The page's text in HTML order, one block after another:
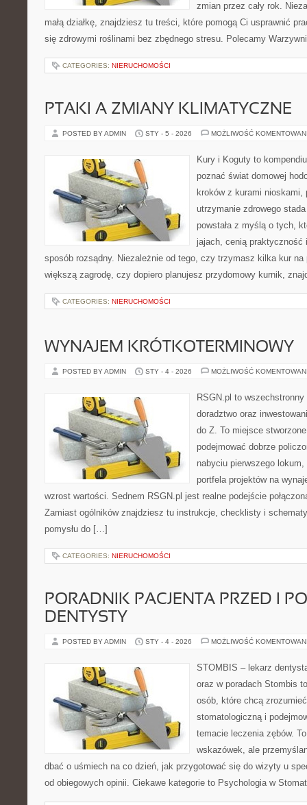
zmian przez cały rok.
małą działkę, znajdziesz tu treści, które pomogą Ci usprawnić
się zdrowymi roślinami bez zbędnego stresu. Polecamy
CATEGORIES: NIERUCHOMOŚCI
PTAKI A ZMIANY KLIMATYCZNE
POSTED BY ADMIN STY - 5 - 2026 MOŻLIWOŚĆ
Kury i Koguty to
poznać świat domowej
kroków z kurami
utrzymanie zdrowego
powstała z myślą o tych,
jajach, cenią praktyczność
sposób rozsądny. Niezależnie od tego, czy trzymasz kilka kur na
większą zagrodę, czy dopiero planujesz przydomowy kurnik,
CATEGORIES: NIERUCHOMOŚCI
WYNAJEM KRÓTKOTERMINOWY
POSTED BY ADMIN STY - 4 - 2026 MOŻLIWOŚĆ
RSGN.pl to
doradztwo oraz
do Z. To miejsce
podejmować dobrze
nabyciu pierwszego
portfela projektów na
wzrost wartości. Sednem RSGN.pl jest realne podejście
Zamiast ogólników znajdziesz tu instrukcje, checklisty i
pomysłu do […]
CATEGORIES: NIERUCHOMOŚCI
PORADNIK PACJENTA PRZED I
DENTYSTY
POSTED BY ADMIN STY - 4 - 2026 MOŻLIWOŚĆ
STOMBIS – lekarz
oraz w poradach Stombis
osób, które chcą
stomatologiczną i
temacie leczenia zębów.
wskazówek, ale
dbać o uśmiech na co dzień, jak przygotować się do wizyty u
od obiegowych opinii. Ciekawe kategorie to Psychologia w